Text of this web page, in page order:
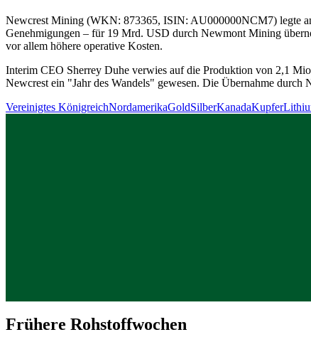
Newcrest Mining (WKN: 873365, ISIN: AU000000NCM7) legte
Genehmigungen – für 19 Mrd. USD durch Newmont Mining
vor allem höhere operative Kosten.
Interim CEO Sherrey Duhe verwies auf die Produktion von 2,1
Newcrest ein "Jahr des Wandels" gewesen. Die Übernahme
Vereinigtes KönigreichNordamerikaGoldSilberKanadaKupfer
Frühere Rohstoffwochen